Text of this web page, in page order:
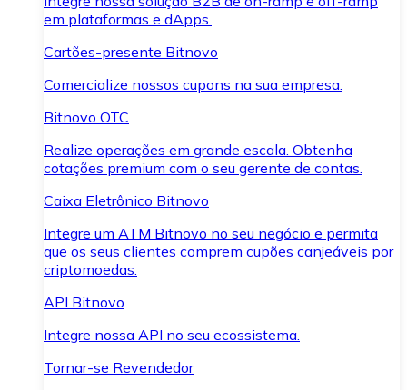
em plataformas e dApps.
Cartões-presente Bitnovo
Comercialize nossos cupons na sua empresa.
Bitnovo OTC
Realize operações em grande escala. Obtenha
cotações premium com o seu gerente de contas.
Caixa Eletrônico Bitnovo
Integre um ATM Bitnovo no seu negócio e permita
que os seus clientes comprem cupões canjeáveis por
criptomoedas.
API Bitnovo
Integre nossa API no seu ecossistema.
Tornar-se Revendedor